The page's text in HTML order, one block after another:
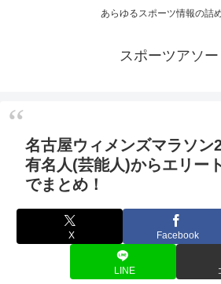
あらゆるスポーツ情報の詰
スポーツアソー
名古屋ウィメンズマラソン
有名人(芸能人)からエリー
でまとめ！
X Facebook
LINE